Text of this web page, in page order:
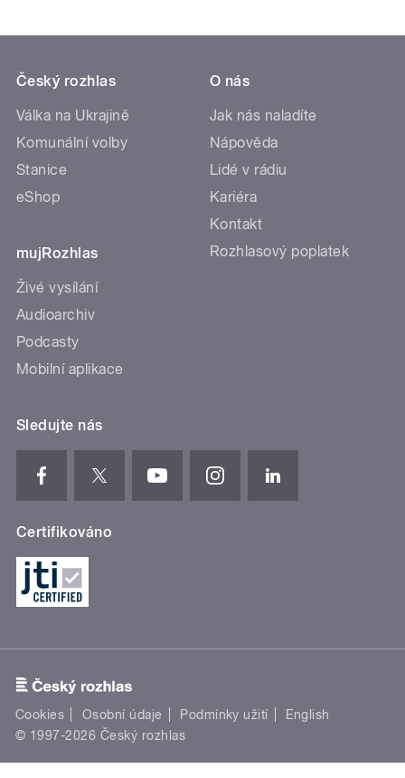
Český rozhlas
Válka na Ukrajině
Komunální volby
Stanice
eShop
mujRozhlas
Živé vysílání
Audioarchiv
Podcasty
Mobilní aplikace
O nás
Jak nás naladíte
Nápověda
Lidé v rádiu
Kariéra
Kontakt
Rozhlasový poplatek
Sledujte nás
Certifikováno
Cookies Osobní údaje Podmínky užití
English
© 1997-2026 Český rozhlas